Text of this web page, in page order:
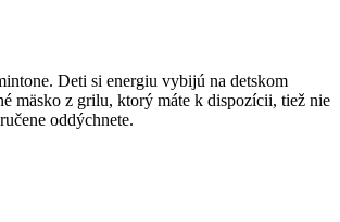
Deti si energiu vybijú na detskom
mäsko z grilu, ktorý máte k dispozícii, tiež nie
oddýchnete.